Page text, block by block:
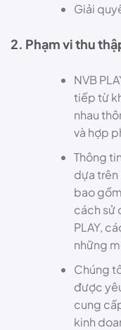
Giải
2. Phạm vi thu
NVB
tiếp từ
nhau
và hợp
Thông
dựa trên
bao
cách sử
PLAY,
những
Chúng
được
cung
kinh